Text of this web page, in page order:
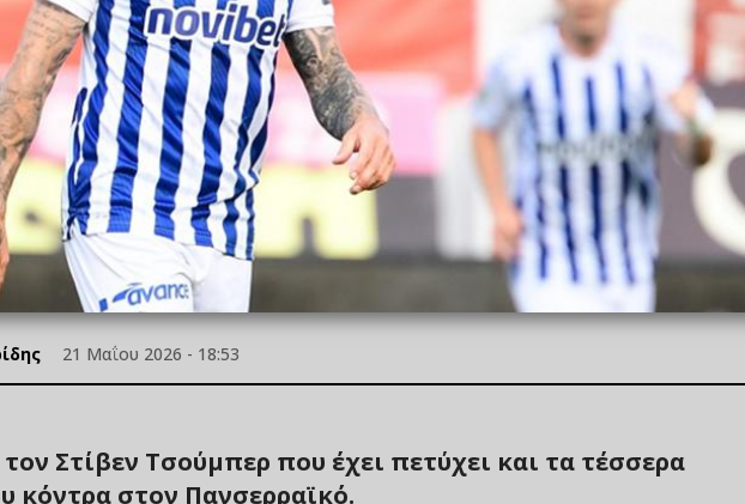
21 Μαΐου 2026 - 18:53
Στίβεν Τσούμπερ που έχει πετύχει και τα τέσσερα
κόντρα στον Πανσερραϊκό.